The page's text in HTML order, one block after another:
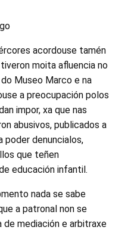
acordouse tamén
moita afluencia no
Museo Marco e na
a preocupación polos
impor, xa que nas
abusivos, publicados a
poder denuncialos,
que teñen
educación infantil.
nada se sabe
a patronal non se
mediación e arbitraxe